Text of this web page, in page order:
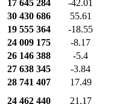
17 645 284 -42.01
30 430 686 55.61
19 555 364 -18.55
24 009 175 -8.17
26 146 388 -5.4
27 638 345 -3.84
28 741 407 17.49
24 462 440 21.17